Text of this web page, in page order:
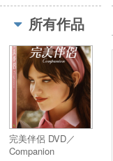
STRAY KIDS
盧廣仲
所有作品
完美伴侶 DVD／
Companion